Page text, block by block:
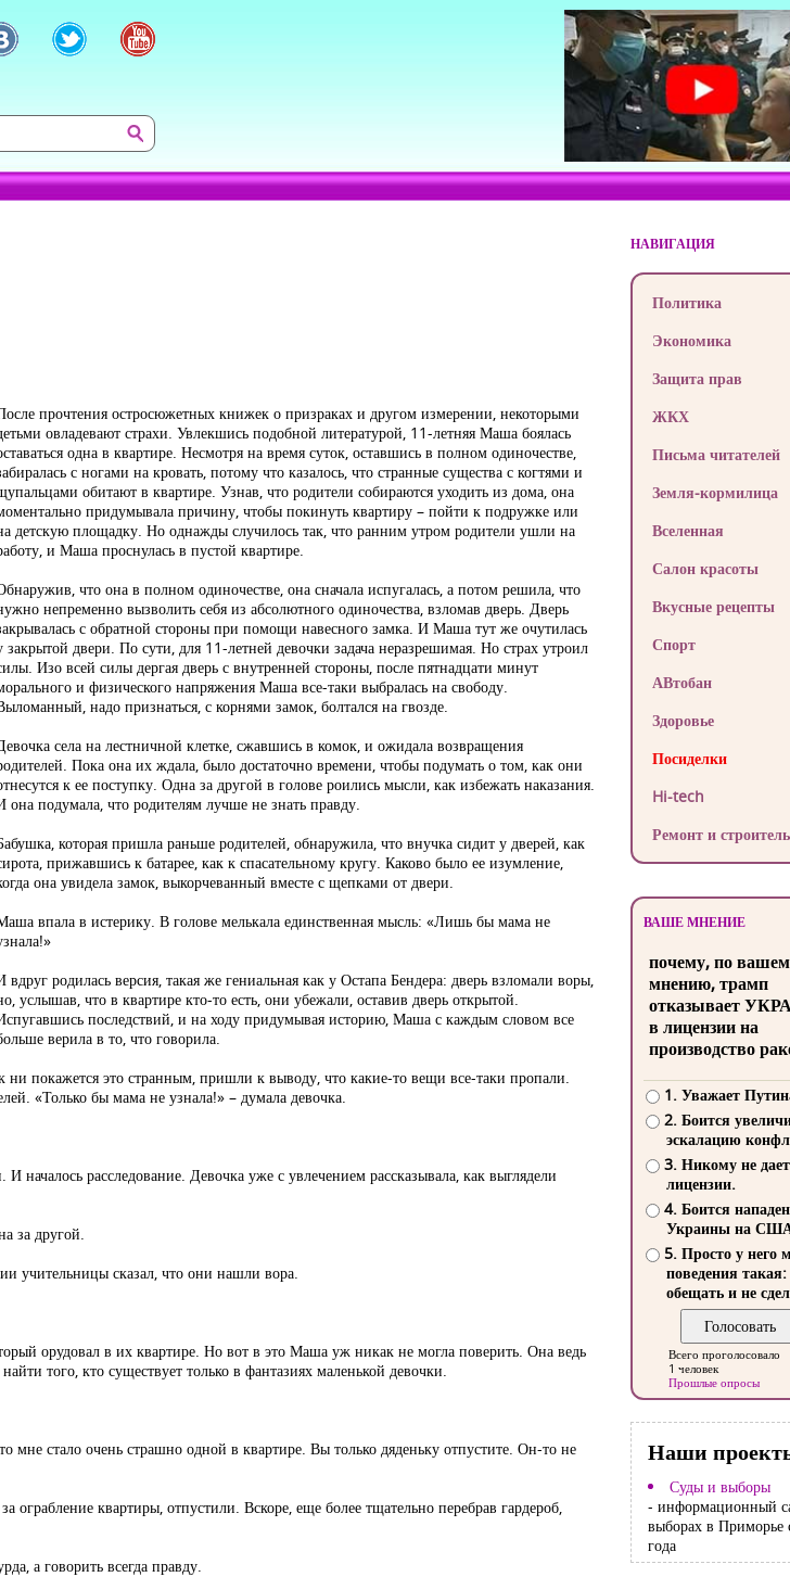
прочтения остросюжетных книжек о призраках и другом измерении, некоторыми
овладевают страхи. Увлекшись подобной литературой, 11-летняя Маша боялась
одна в квартире. Несмотря на время суток, оставшись в полном одиночестве,
с ногами на кровать, потому что казалось, что странные существа с когтями и
обитают в квартире. Узнав, что родители собираются уходить из дома, она
придумывала причину, чтобы покинуть квартиру – пойти к подружке или
детскую площадку. Но однажды случилось так, что ранним утром родители ушли на
и Маша проснулась в пустой квартире.
что она в полном одиночестве, она сначала испугалась, а потом решила, что
непременно вызволить себя из абсолютного одиночества, взломав дверь. Дверь
с обратной стороны при помощи навесного замка. И Маша тут же очутилась
закрытой двери. По сути, для 11-летней девочки задача неразрешимая. Но страх утроил
Изо всей силы дергая дверь с внутренней стороны, после пятнадцати минут
и физического напряжения Маша все-таки выбралась на свободу.
надо признаться, с корнями замок, болтался на гвозде.
села на лестничной клетке, сжавшись в комок, и ожидала возвращения
Пока она их ждала, было достаточно времени, чтобы подумать о том, как они
к ее поступку. Одна за другой в голове роились мысли, как избежать наказания.
она подумала, что родителям лучше не знать правду.
которая пришла раньше родителей, обнаружила, что внучка сидит у дверей, как
прижавшись к батарее, как к спасательному кругу. Каково было ее изумление,
она увидела замок, выкорчеванный вместе с щепками от двери.
впала в истерику. В голове мелькала единственная мысль: «Лишь бы мама не
вдруг родилась версия, такая же гениальная как у Остапа Бендера: дверь взломали воры,
услышав, что в квартире кто-то есть, они убежали, оставив дверь открытой.
последствий, и на ходу придумывая историю, Маша с каждым словом все
верила в то, что говорила.
покажется это странным, пришли к выводу, что какие-то вещи все-таки пропали.
«Только бы мама не узнала!» – думала девочка.
началось расследование. Девочка уже с увлечением рассказывала, как выглядели
за другой.
учительницы сказал, что они нашли вора.
орудовал в их квартире. Но вот в это Маша уж никак не могла поверить. Она ведь
того, кто существует только в фантазиях маленькой девочки.
стало очень страшно одной в квартире. Вы только дяденьку отпустите. Он-то не
квартиры, отпустили. Вскоре, еще более тщательно перебрав гардероб,
а говорить всегда правду.
НАВИГАЦИЯ
Политика
Экономика
Защита прав
ЖКХ
Письма читателей
Земля-кормилица
Вселенная
Салон красоты
Вкусные рецепты
Спорт
АВтобан
Здоровье
Посиделки
Hi-tech
Ремонт и
ВАШЕ МНЕНИЕ
почему, по
мнению, трамп
отказывает
в лицензии на
производство
1. Уважает
2. Боится
эскалацию
3. Никому не
лицензии.
4. Боится
Украины на
5. Просто у него
поведения такая:
обещать и не
Всего проголосовало
1 человек
Прошлые опросы
Наши
Суды и выборы
- информационный
выборах в Приморье
года